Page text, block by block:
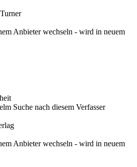
Anbieter wechseln - wird in neuem
Suche nach diesem Verfasser
Anbieter wechseln - wird in neuem